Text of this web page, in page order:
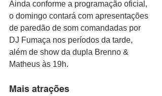
Ainda conforme a programação oficial,
o domingo contará com apresentações
de paredão de som comandadas por
DJ Fumaça nos períodos da tarde,
além de show da dupla Brenno &
Matheus às 19h.
Mais atrações